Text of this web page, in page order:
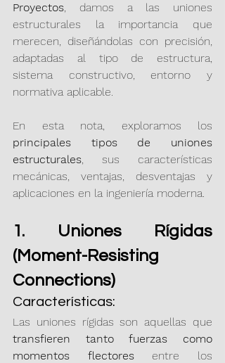
Proyectos, damos a las uniones
estructurales la importancia que
merecen, diseñándolas con precisión,
adaptadas al tipo de estructura,
sistema constructivo, entorno y
normativa aplicable.
principales tipos de uniones
estructurales, sus características
mecánicas, ventajas, desventajas y
aplicaciones en la ingeniería moderna.
1. Uniones Rígidas
(Moment-Resisting
Connections)
Características:
transfieren tanto fuerzas como
momentos flectores entre los